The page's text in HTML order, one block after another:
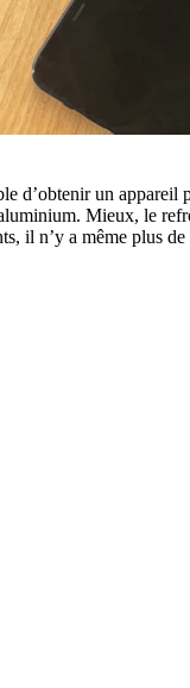
d’obtenir un appareil
Mieux, le
il n’y a même plus